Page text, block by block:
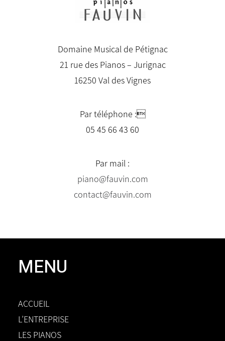
Domaine Musical de Pétignac
21 rue des Pianos – Jurignac
16250 Val des Vignes
Par téléphone :
05 45 66 43 60
Par mail :
piano@fauvin.com
contact@fauvin.com
MENU
ACCUEIL
L’ENTREPRISE
LES PIANOS